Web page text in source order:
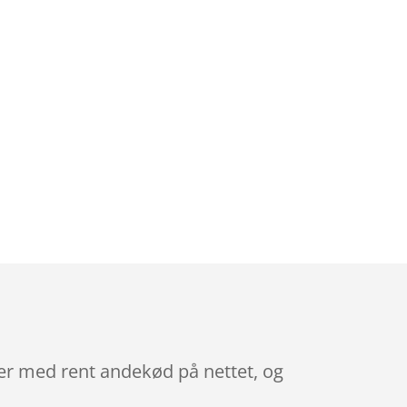
med rent andekød på nettet, og